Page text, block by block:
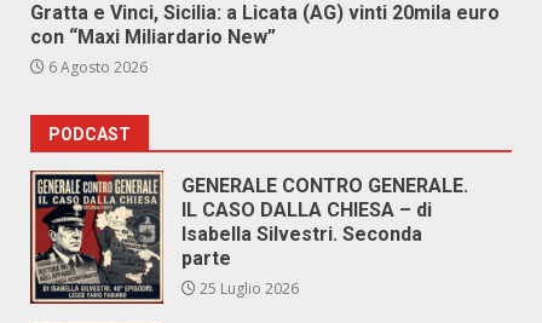
Gratta e Vinci, Sicilia: a Licata (AG) vinti 20mila euro
con “Maxi Miliardario New”
6 Agosto 2026
PODCAST
GENERALE CONTRO GENERALE.
IL CASO DALLA CHIESA – di
Isabella Silvestri. Seconda
parte
25 Luglio 2026